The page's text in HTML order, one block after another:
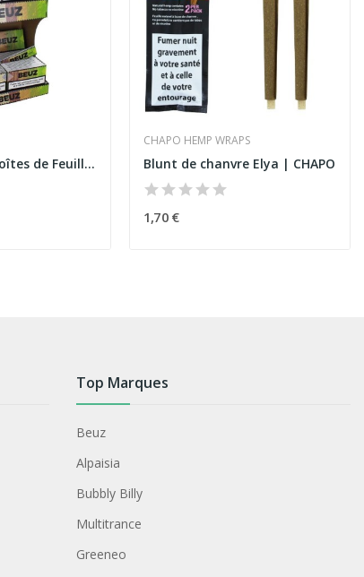
Pack Beuz - 4 Boîtes de Feuilles Slim + Présentoir
CHAPO HEMP WRAPS
Blunt de chanvre Elya | CHAPO
1,70 €
Top Marques
Beuz
Alpaisia
Bubbly Billy
Multitrance
Greeneo